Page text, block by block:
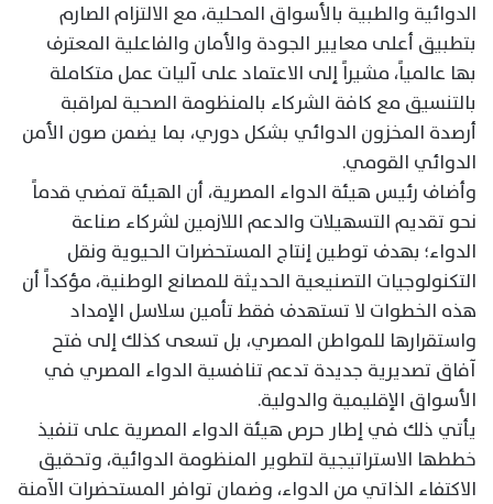
الدوائية والطبية بالأسواق المحلية، مع الالتزام الصارم
بتطبيق أعلى معايير الجودة والأمان والفاعلية المعترف
بها عالمياً، مشيراً إلى الاعتماد على آليات عمل متكاملة
بالتنسيق مع كافة الشركاء بالمنظومة الصحية لمراقبة
أرصدة المخزون الدوائي بشكل دوري، بما يضمن صون الأمن
الدوائي القومي.
​وأضاف رئيس هيئة الدواء المصرية، أن الهيئة تمضي قدماً
نحو تقديم التسهيلات والدعم اللازمين لشركاء صناعة
الدواء؛ بهدف توطين إنتاج المستحضرات الحيوية ونقل
التكنولوجيات التصنيعية الحديثة للمصانع الوطنية، مؤكداً أن
هذه الخطوات لا تستهدف فقط تأمين سلاسل الإمداد
واستقرارها للمواطن المصري، بل تسعى كذلك إلى فتح
آفاق تصديرية جديدة تدعم تنافسية الدواء المصري في
الأسواق الإقليمية والدولية.
يأتي ذلك في إطار حرص هيئة الدواء المصرية على تنفيذ
خططها الاستراتيجية لتطوير المنظومة الدوائية، وتحقيق
الاكتفاء الذاتي من الدواء، وضمان توافر المستحضرات الآمنة